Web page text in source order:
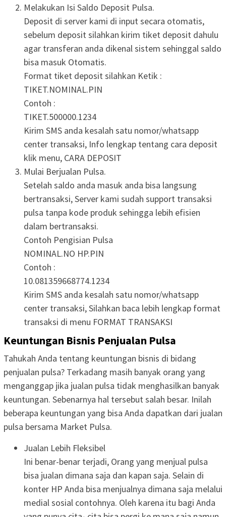
Melakukan Isi Saldo Deposit Pulsa.
Deposit di server kami di input secara otomatis,
sebelum deposit silahkan kirim tiket deposit dahulu
agar transferan anda dikenal sistem sehinggal saldo
bisa masuk Otomatis.
Format tiket deposit silahkan Ketik :
TIKET.NOMINAL.PIN
Contoh :
TIKET.500000.1234
Kirim SMS anda kesalah satu nomor/whatsapp
center transaksi, Info lengkap tentang cara deposit
klik menu, CARA DEPOSIT
Mulai Berjualan Pulsa.
Setelah saldo anda masuk anda bisa langsung
bertransaksi, Server kami sudah support transaksi
pulsa tanpa kode produk sehingga lebih efisien
dalam bertransaksi.
Contoh Pengisian Pulsa
NOMINAL.NO HP.PIN
Contoh :
10.081359668774.1234
Kirim SMS anda kesalah satu nomor/whatsapp
center transaksi, Silahkan baca lebih lengkap format
transaksi di menu FORMAT TRANSAKSI
Keuntungan Bisnis Penjualan Pulsa
Tahukah Anda tentang keuntungan bisnis di bidang
penjualan pulsa? Terkadang masih banyak orang yang
menganggap jika jualan pulsa tidak menghasilkan banyak
keuntungan. Sebenarnya hal tersebut salah besar. Inilah
beberapa keuntungan yang bisa Anda dapatkan dari jualan
pulsa bersama Market Pulsa.
Jualan Lebih Fleksibel
Ini benar-benar terjadi, Orang yang menjual pulsa
bisa jualan dimana saja dan kapan saja. Selain di
konter HP Anda bisa menjualnya dimana saja melalui
medial sosial contohnya. Oleh karena itu bagi Anda